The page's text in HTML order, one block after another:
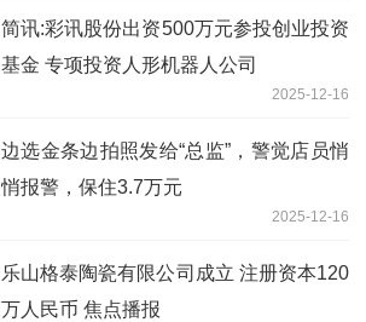
简讯:彩讯股份出资500万元参投创业投资
基金 专项投资人形机器人公司
2025-12-16
边选金条边拍照发给“总监”，警觉店员悄
悄报警，保住3.7万元
2025-12-16
乐山格泰陶瓷有限公司成立 注册资本120
万人民币 焦点播报